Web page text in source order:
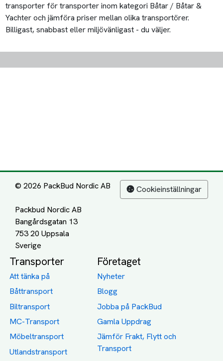
transporter för transporter inom kategori Båtar / Båtar &
Yachter och jämföra priser mellan olika transportörer.
Billigast, snabbast eller miljövänligast - du väljer.
© 2026 PackBud Nordic AB
Packbud Nordic AB
Bangårdsgatan 13
753 20 Uppsala
Cookieinställningar
Transporter
Att tänka på
Båttransport
Biltransport
MC-Transport
Möbeltransport
Utlandstransport
Företaget
Nyheter
Blogg
Jobba på PackBud
Gamla Uppdrag
Jämför Frakt, Flytt och
Transport